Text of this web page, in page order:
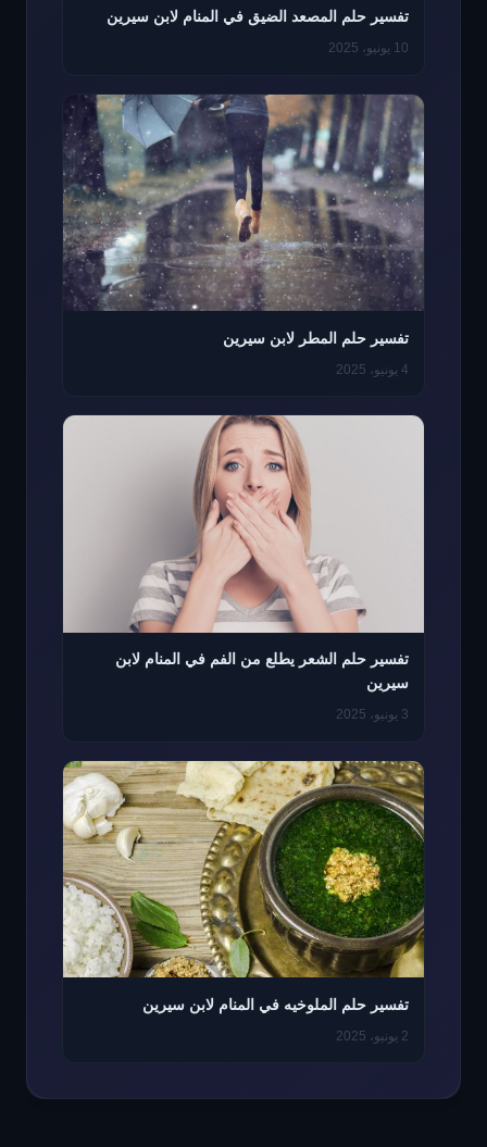
تفسير حلم المصعد الضيق في المنام لابن سيرين
10 يونيو، 2025
تفسير حلم المطر لابن سيرين
4 يونيو، 2025
تفسير حلم الشعر يطلع من الفم في المنام لابن
سيرين
3 يونيو، 2025
تفسير حلم الملوخيه في المنام لابن سيرين
2 يونيو، 2025